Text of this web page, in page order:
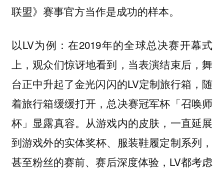
联盟》赛事官方当作是成功的样本。
以LV为例：在2019年的全球总决赛开幕式
上，观众们惊讶地看到，当表演结束后，舞
台正中升起了金光闪闪的LV定制旅行箱，随
着旅行箱缓缓打开，总决赛冠军杯「召唤师
杯」显露真容。从游戏内的皮肤，一直延展
到游戏外的实体奖杯、服装鞋履定制系列，
甚至粉丝的赛前、赛后深度体验，LV都考虑